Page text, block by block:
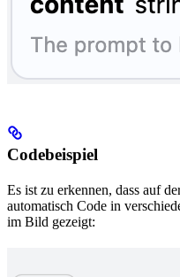
Codebeispiel
Es ist zu erkennen, dass auf
automatisch Code in
im Bild gezeigt: